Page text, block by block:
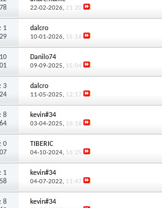
22-02-2026, 21:20
1
dalcro
10-01-2026, 15:16
10
Danilo74
09-09-2025, 15:04
3
dalcro
11-05-2025, 12:17
8
kevin#34
03-04-2025, 16:18
0
TIBERIC
04-10-2024, 16:25
1
kevin#34
04-07-2022, 11:47
8
kevin#34